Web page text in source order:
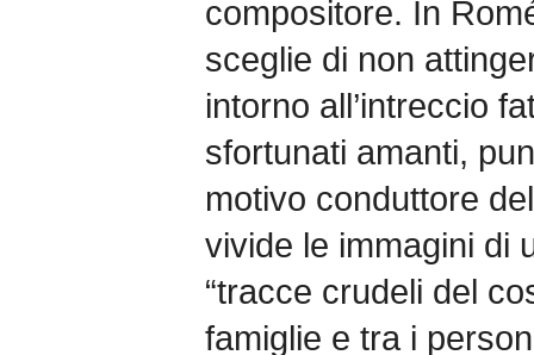
compositore. In
sceglie di non
intorno all’intreccio
sfortunati amanti,
motivo conduttore
vivide le immagini di
“tracce crudeli del
famiglie e tra i